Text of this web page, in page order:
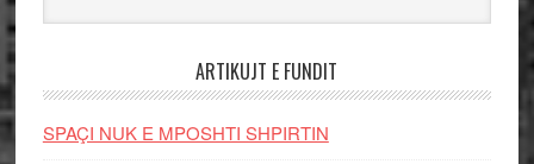
ARTIKUJT E FUNDIT
SPAÇI NUK E MPOSHTI SHPIRTIN